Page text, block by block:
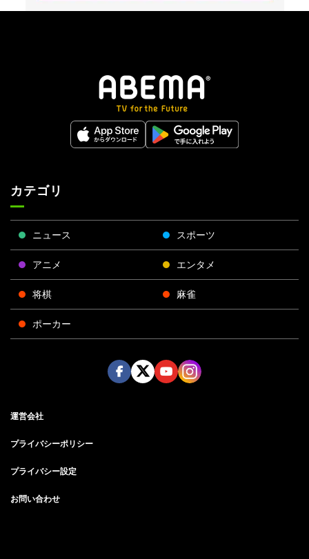
カテゴリ
ニュース スポーツ
アニメ エンタメ
将棋 麻雀
ポーカー
運営会社
プライバシーポリシー
プライバシー設定
お問い合わせ